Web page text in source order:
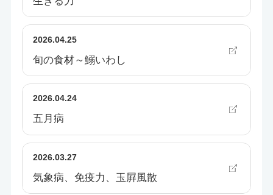
2026.04.25
旬の食材～鰯いわし
2026.04.24
五月病
2026.03.27
気象病、免疫力、玉屛風散